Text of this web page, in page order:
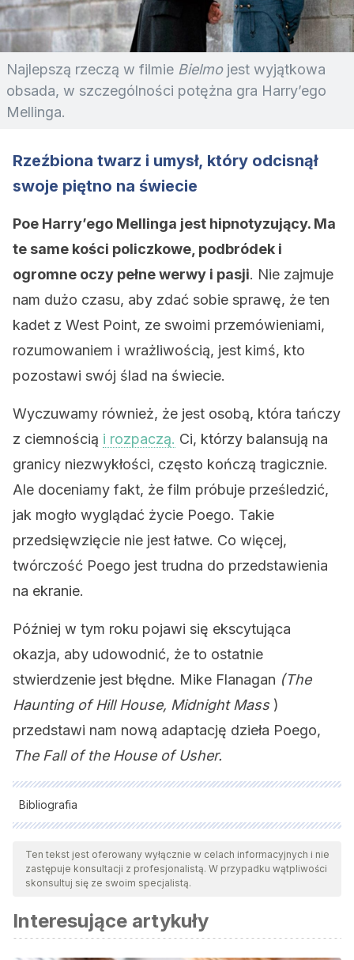
Najlepszą rzeczą w filmie Bielmojest wyjątkowa
obsada, w szczególności potężna gra Harry’ego
Mellinga.
Rzeźbiona twarz i umysł, który odcisnął
swoje piętno na świecie
Poe Harry’ego Mellinga jest hipnotyzujący. Ma
te same kości policzkowe, podbródek i
ogromne oczy pełne werwy i pasji. Nie zajmuje
nam dużo czasu, aby zdać sobie sprawę, że ten
kadet z West Point, ze swoimi przemówieniami,
rozumowaniem i wrażliwością, jest kimś, kto
pozostawi swój ślad na świecie.
Wyczuwamy również, że jest osobą, która tańczy
z ciemnością i rozpaczą. Ci, którzy balansują na
granicy niezwykłości, często kończą tragicznie.
Ale doceniamy fakt, że film próbuje prześledzić,
jak mogło wyglądać życie Poego. Takie
przedsięwzięcie nie jest łatwe. Co więcej,
twórczość Poego jest trudna do przedstawienia
na ekranie.
Później w tym roku pojawi się ekscytująca
okazja, aby udowodnić, że to ostatnie
stwierdzenie jest błędne. Mike Flanagan (The
Haunting of Hill House, Midnight Mass)
przedstawi nam nową adaptację dzieła Poego,
The Fall of the House of Usher.
Bibliografia
Wszystkie cytowane źródła zostały gruntownie
przeanalizowane przez nasz zespół w celu zapewnienia ich
jakości, wiarygodności, aktualności i ważności. Bibliografia
względem naukowym lub akademickim.
Wang, H., Chen, Y., & Zhang, Q. (2018). The effects of low
Ten tekst jest oferowany wyłącznie w celach informacyjnych i nie
zastępuje konsultacji z profesjonalistą. W przypadku wątpliwości
skonsultuj się ze swoim specjalistą.
Interesujące artykuły